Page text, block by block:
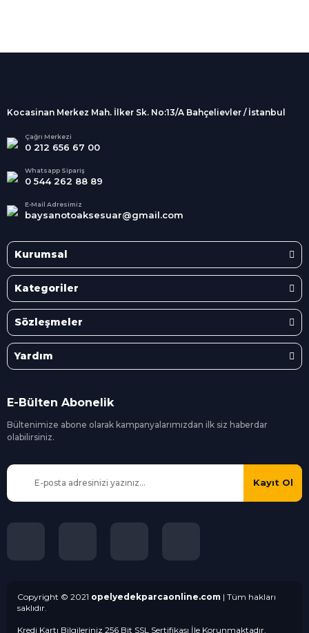
Alışveriş
kargolanmaktadır.
Tüm Kredi Kartlarına taksit
seçenekleri
Kocasinan Merkez Mah. İlker Sk. No:13/A Bahçelievler / İstanbul
Çağrı Merkezi
0 212 656 67 00
Whatsapp Sipariş
0 544 262 88 89
E-Mail Adresimiz
baysanotoaksesuar@gmail.com
Kurumsal
Kategoriler
Sözleşmeler
Yardım
E-Bülten Abonelik
Bültenimize abone olarak kampanyalarımızdan ilk siz haberdar
olabilirsiniz.
Kayıt Ol
Copyright © 2021 opelyedekparcaonline.com | Tüm hakları
saklıdır.
Kredi Kartı Bilgileriniz 256 Bit SSL Sertifikası İle Korunmaktadır.